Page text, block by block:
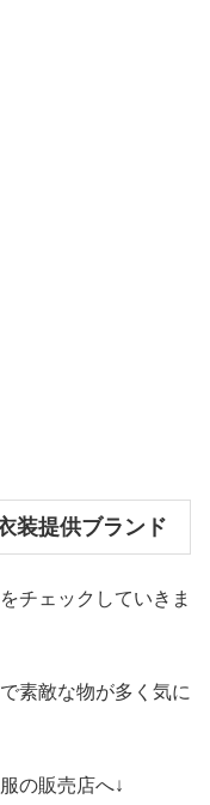
装提供ブランド
チェックしていきま
素敵な物が多く気に
の販売店へ↓